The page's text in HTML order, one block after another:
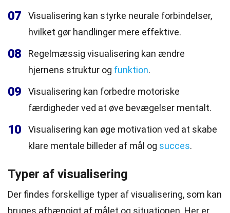
07
Visualisering kan styrke neurale forbindelser,
hvilket gør handlinger mere effektive.
08
Regelmæssig visualisering kan ændre
hjernens struktur og funktion.
09
Visualisering kan forbedre motoriske
færdigheder ved at øve bevægelser mentalt.
10
Visualisering kan øge motivation ved at skabe
klare mentale billeder af mål og succes.
Typer af visualisering
Der findes forskellige typer af visualisering, som kan
bruges afhængigt af målet og situationen. Her er